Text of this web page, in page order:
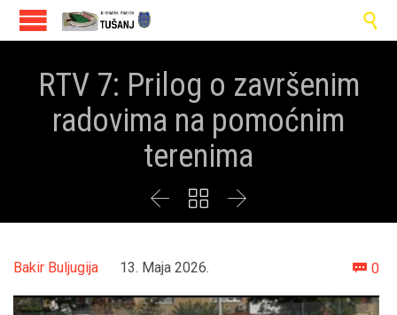

RTV 7: Prilog o završenim
radovima na pomoćnim
terenima
  
Bakir Buljugija 13. Maja 2026.  0